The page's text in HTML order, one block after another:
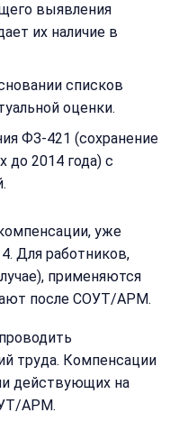
выявления
их наличие в
списков
оценки.
ФЗ-421 (сохранение
до 2014 года) с
уже
Для работников,
применяются
после СОУТ/АРМ.
труда. Компенсации
действующих на
АРМ.